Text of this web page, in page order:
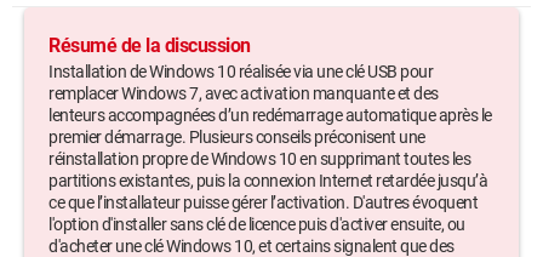
Résumé de la discussion
Installation de Windows 10 réalisée via une clé USB pour
remplacer Windows 7, avec activation manquante et des
lenteurs accompagnées d’un redémarrage automatique après le
premier démarrage. Plusieurs conseils préconisent une
réinstallation propre de Windows 10 en supprimant toutes les
partitions existantes, puis la connexion Internet retardée jusqu’à
ce que l’installateur puisse gérer l’activation. D'autres évoquent
l'option d'installer sans clé de licence puis d'activer ensuite, ou
d'acheter une clé Windows 10, et certains signalent que des